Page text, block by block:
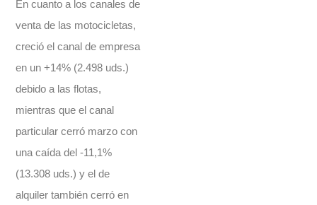
En cuanto a los canales de
venta de las motocicletas,
creció el canal de empresa
en un +14% (2.498 uds.)
debido a las flotas,
mientras que el canal
particular cerró marzo con
una caída del -11,1%
(13.308 uds.) y el de
alquiler también cerró en